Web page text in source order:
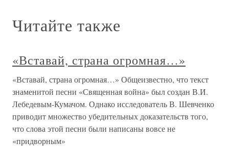
Читайте также
«Вставай, страна огромная…»
«Вставай, страна огромная…» Общеизвестно, что текст
знаменитой песни «Священная война» был создан В.И.
Лебедевым-Кумачом. Однако исследователь В. Шевченко
приводит множество убедительных доказательств того,
что слова этой песни были написаны вовсе не
«придворным»